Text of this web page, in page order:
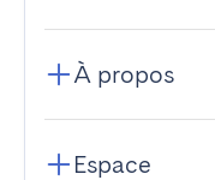
À propos
Espace